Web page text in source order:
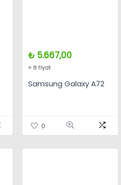
₺ 5.667,00
+ 8 fiyat
Samsung Galaxy A72
0